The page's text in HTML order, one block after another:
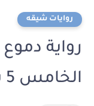
روايات شيقه
رواية
الخامس 5 بقلم ورود الخالدي